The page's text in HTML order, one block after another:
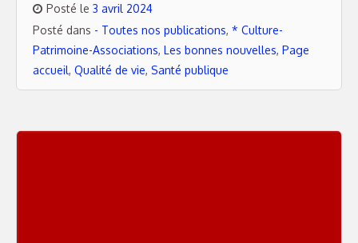
Posté le 3 avril 2024
Posté dans - Toutes nos publications, * Culture-
Patrimoine-Associations, Les bonnes nouvelles, Page
accueil, Qualité de vie, Santé publique